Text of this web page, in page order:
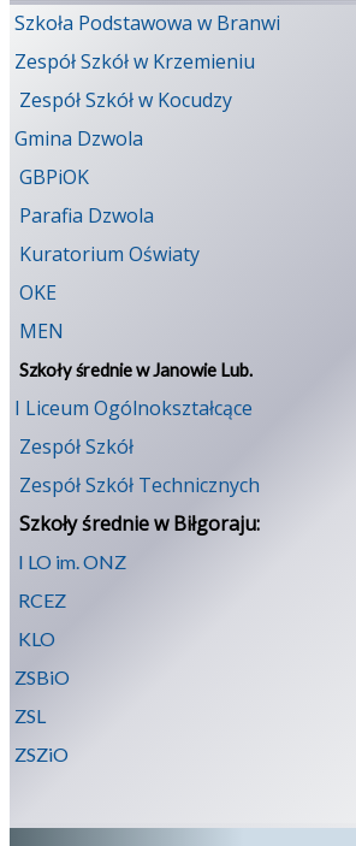
Szkoła Podstawowa w Branwi
Zespół Szkół w Krzemieniu
Zespół Szkół w Kocudzy
Gmina Dzwola
GBPiOK
Parafia Dzwola
Kuratorium Oświaty
OKE
MEN
Szkoły średnie w Janowie Lub.
I Liceum Ogólnokształcące
Zespół Szkół
Zespół Szkół Technicznych
Szkoły średnie w Biłgoraju:
I LO im. ONZ
RCEZ
KLO
ZSBiO
ZSL
ZSZiO